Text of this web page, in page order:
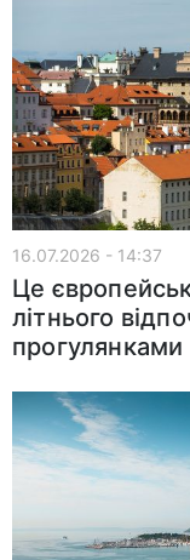
16.07.2026 - 14:37
Це
літнього
прогулянками